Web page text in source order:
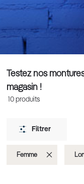
Testez nos
magasin !
10 produits
Filtrer
Femme Supprimer